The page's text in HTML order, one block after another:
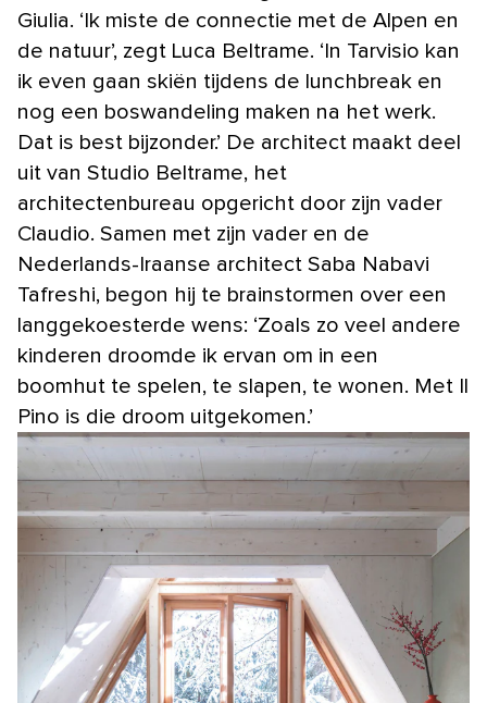
Giulia. ‘Ik miste de connectie met de Alpen en
de natuur’, zegt Luca Beltrame. ‘In Tarvisio kan
ik even gaan skiën tijdens de lunchbreak en
nog een boswandeling maken na het werk.
Dat is best bijzonder.’ De architect maakt deel
uit van Studio Beltrame, het
architectenbureau opgericht door zijn vader
Claudio. Samen met zijn vader en de
Nederlands-Iraanse architect Saba Nabavi
Tafreshi, begon hij te brainstormen over een
langgekoesterde wens: ‘Zoals zo veel andere
kinderen droomde ik ervan om in een
boomhut te spelen, te slapen, te wonen. Met Il
Pino is die droom uitgekomen.’